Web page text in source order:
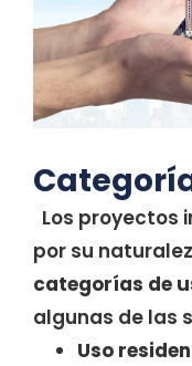
Los proyectos
por su
categorías de
algunas de las
Uso